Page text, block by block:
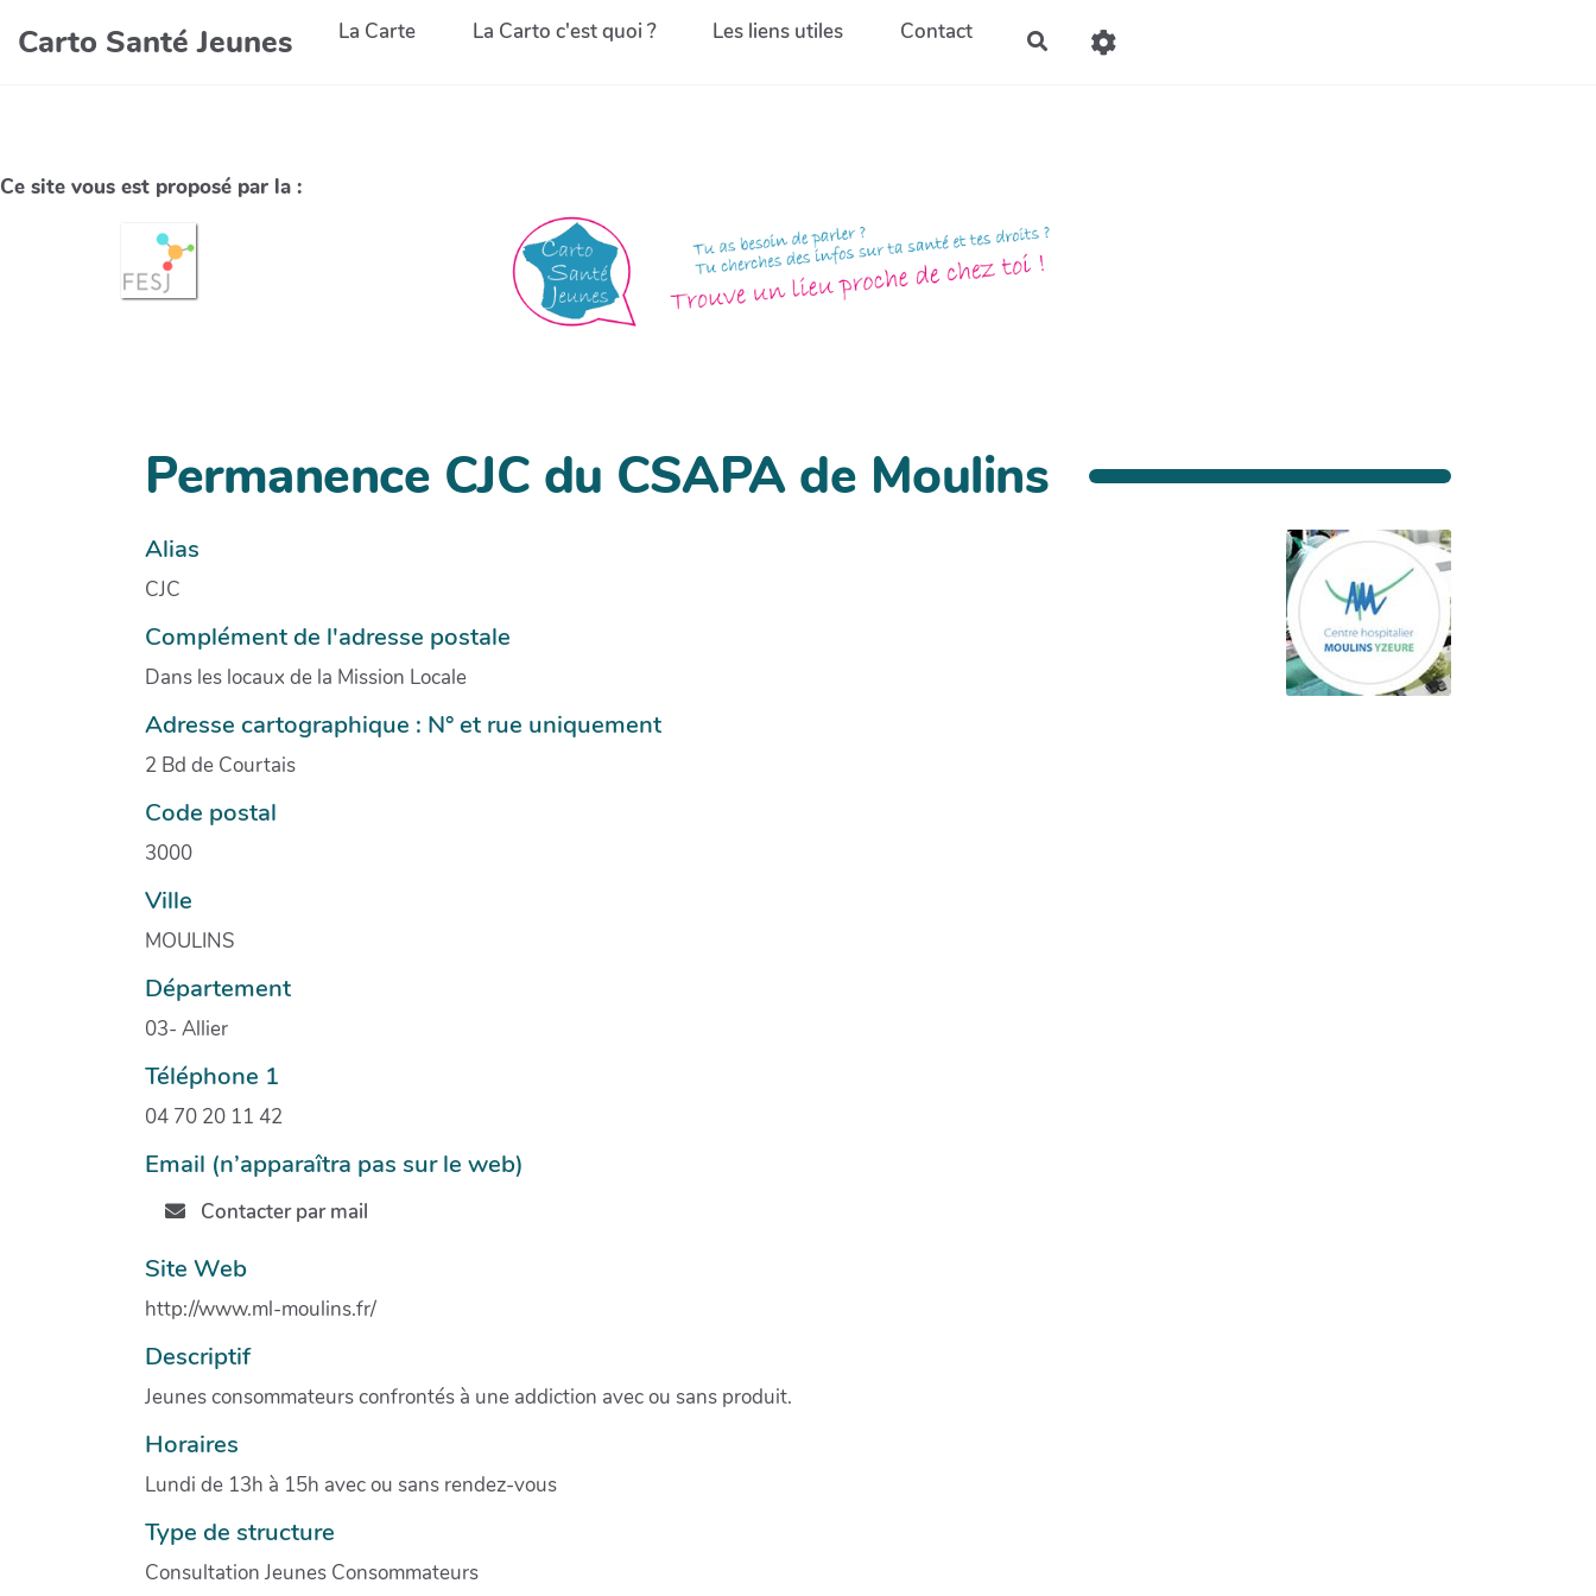
Carto Santé Jeunes La Carte La Carto c'est quoi ? Les liens utiles Contact
Ce site vous est proposé par la :
Permanence CJC du CSAPA de Moulins
Alias
CJC
Complément de l'adresse postale
Dans les locaux de la Mission Locale
Adresse cartographique : N° et rue uniquement
2 Bd de Courtais
Code postal
3000
Ville
MOULINS
Département
03- Allier
Téléphone 1
04 70 20 11 42
Email (n’apparaîtra pas sur le web)
Contacter par mail
Site Web
http://www.ml-moulins.fr/
Descriptif
Jeunes consommateurs confrontés à une addiction avec ou sans produit.
Horaires
Lundi de 13h à 15h avec ou sans rendez-vous
Type de structure
Consultation Jeunes Consommateurs